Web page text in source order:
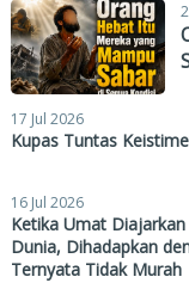
17 Jul 2026
Kupas Tuntas
16 Jul 2026
Ketika Umat
Dunia, Dihadapkan
Ternyata Tidak Murah